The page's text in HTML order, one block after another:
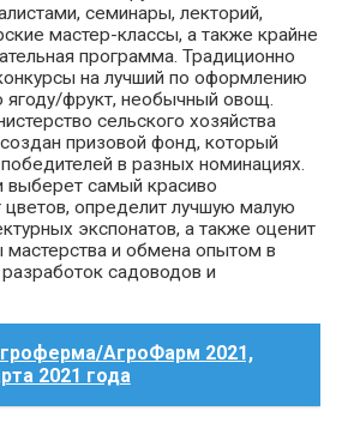
семинары, лекторий,
мастер-классы, а также крайне
программа. Традиционно
на лучший по оформлению
ягоду/фрукт, необычный овощ.
сельского хозяйства
призовой фонд, который
в разных номинациях.
выберет самый красиво
определит лучшую малую
экспонатов, а также оценит
мастерства и обмена опытом в
садоводов и
АгроФарм 2021,
2021 года